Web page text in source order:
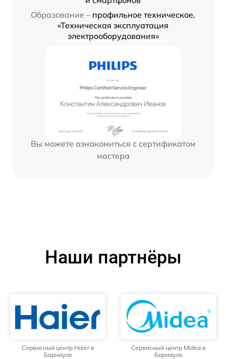
Образование – профильное техническое,
«Техническая эксплуатация
электрооборудования»
Вы можете ознакомиться с сертификатом
мастера
Наши партнёры
Сервисный центр Haier в
Барнауле
Сервисный центр Midea в
Барнауле